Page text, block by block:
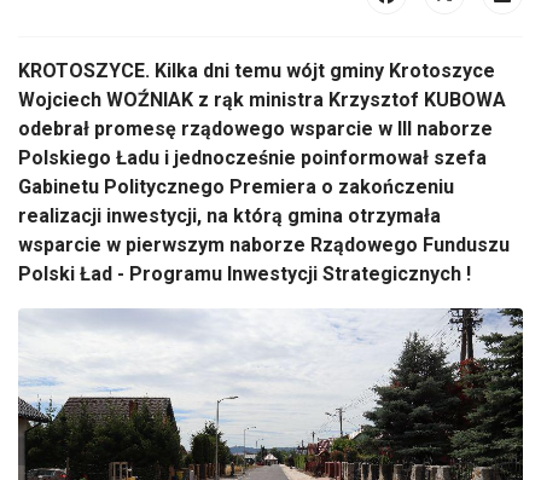
KROTOSZYCE. Kilka dni temu wójt gminy Krotoszyce
Wojciech WOŹNIAK z rąk ministra Krzysztof KUBOWA
odebrał promesę rządowego wsparcie w III naborze
Polskiego Ładu i jednocześnie poinformował szefa
Gabinetu Politycznego Premiera o zakończeniu
realizacji inwestycji, na którą gmina otrzymała
wsparcie w pierwszym naborze Rządowego Funduszu
Polski Ład - Programu Inwestycji Strategicznych !